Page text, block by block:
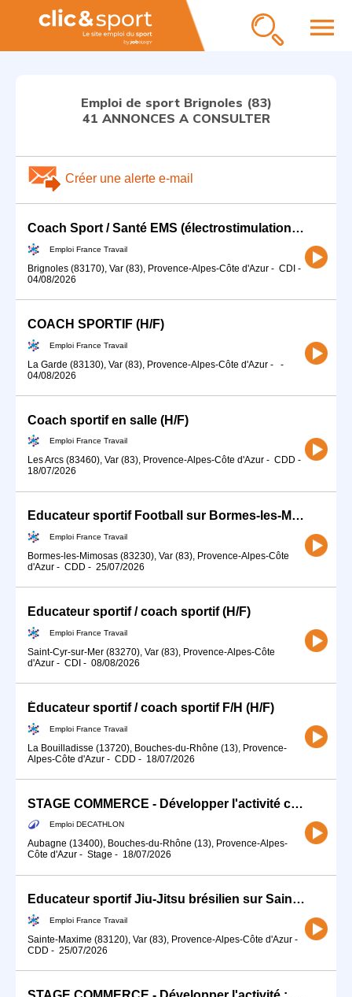
menu
Emploi de sport Brignoles (83)
41 ANNONCES A CONSULTER
Créer une alerte e-mail
Coach Sport / Santé EMS (électrostimulation) (H/F)
Emploi France Travail
Brignoles (83170), Var (83), Provence-Alpes-Côte d'Azur - CDI -
04/08/2026
COACH SPORTIF (H/F)
Emploi France Travail
La Garde (83130), Var (83), Provence-Alpes-Côte d'Azur -
-
04/08/2026
Coach sportif en salle (H/F)
Emploi France Travail
Les Arcs (83460), Var (83), Provence-Alpes-Côte d'Azur - CDD -
18/07/2026
Educateur sportif Football sur Bormes-les-Mimosas (83) (H/F)
Emploi France Travail
Bormes-les-Mimosas (83230), Var (83), Provence-Alpes-Côte
d'Azur - CDD - 25/07/2026
Educateur sportif / coach sportif (H/F)
Emploi France Travail
Saint-Cyr-sur-Mer (83270), Var (83), Provence-Alpes-Côte
d'Azur - CDI - 08/08/2026
Éducateur sportif / coach sportif F/H (H/F)
Emploi France Travail
La Bouilladisse (13720), Bouches-du-Rhône (13), Provence-
Alpes-Côte d'Azur - CDD - 18/07/2026
STAGE COMMERCE - Développer l'activité commerciale de ton sport (H/F)
Emploi DECATHLON
Aubagne (13400), Bouches-du-Rhône (13), Provence-Alpes-
Côte d'Azur - Stage - 18/07/2026
Educateur sportif Jiu-Jitsu brésilien sur Sainte-Maxime (83) (H/F)
Emploi France Travail
Sainte-Maxime (83120), Var (83), Provence-Alpes-Côte d'Azur -
CDD - 25/07/2026